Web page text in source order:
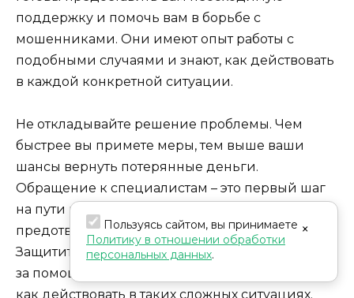
поддержку и помочь вам в борьбе с
мошенниками. Они имеют опыт работы с
подобными случаями и знают, как действовать
в каждой конкретной ситуации.
Не откладывайте решение проблемы. Чем
быстрее вы примете меры, тем выше ваши
шансы вернуть потерянные деньги.
Обращение к специалистам – это первый шаг
на пути к восстановлению ваших финансов и
предотвращению дальнейших потерь.
Защитите себя от мошенничества и обратитесь
за помощью к профессионалам, которые знают,
как действовать в таких сложных ситуациях.
×
Пользуясь сайтом, вы принимаете
Политику в отношении обработки
персональных данных.